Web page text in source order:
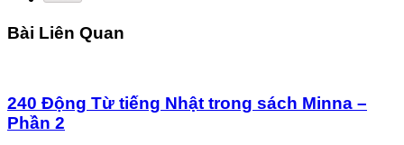
Bài Liên Quan
240 Động Từ tiếng Nhật trong sách Minna –
Phần 2